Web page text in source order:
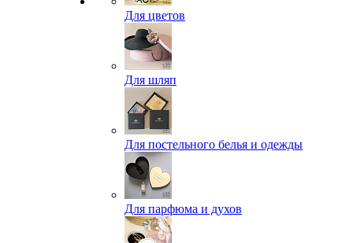
Для цветов
Для шляп
Для постельного белья и одежды
Для парфюма и духов